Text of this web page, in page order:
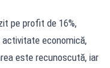
pe profit de 16%,
economică,
este recunoscută, iar